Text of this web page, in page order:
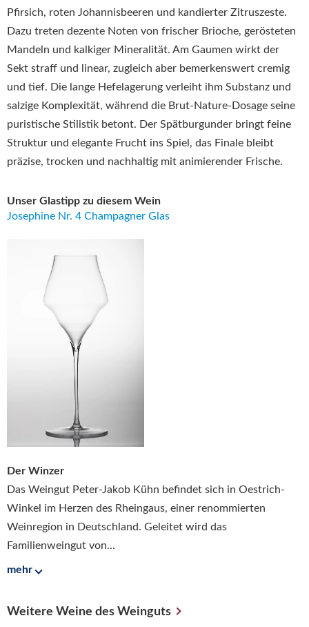
Pfirsich, roten Johannisbeeren und kandierter Zitruszeste.
Dazu treten dezente Noten von frischer Brioche, gerösteten
Mandeln und kalkiger Mineralität. Am Gaumen wirkt der
Sekt straff und linear, zugleich aber bemerkenswert cremig
und tief. Die lange Hefelagerung verleiht ihm Substanz und
salzige Komplexität, während die Brut-Nature-Dosage seine
puristische Stilistik betont. Der Spätburgunder bringt feine
Struktur und elegante Frucht ins Spiel, das Finale bleibt
präzise, trocken und nachhaltig mit animierender Frische.
Unser Glastipp zu diesem Wein
Josephine Nr. 4 Champagner Glas
Der Winzer
Das Weingut Peter-Jakob Kühn befindet sich in Oestrich-
Winkel im Herzen des Rheingaus, einer renommierten
Weinregion in Deutschland. Geleitet wird das
Familienweingut von...
mehr
Weitere Weine des Weinguts